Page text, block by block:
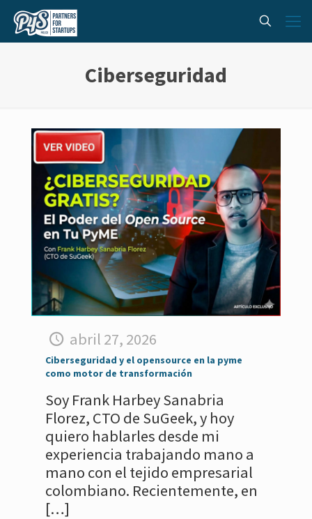
Ciberseguridad
abril 27, 2026
Ciberseguridad y el opensource en la pyme
como motor de transformación
Soy Frank Harbey Sanabria
Florez, CTO de SuGeek, y hoy
quiero hablarles desde mi
experiencia trabajando mano a
mano con el tejido empresarial
colombiano. Recientemente, en
[…]